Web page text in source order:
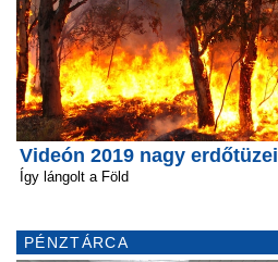
Videón 2019 nagy erdőtüzei
Így lángolt a Föld
PÉNZTÁRCA